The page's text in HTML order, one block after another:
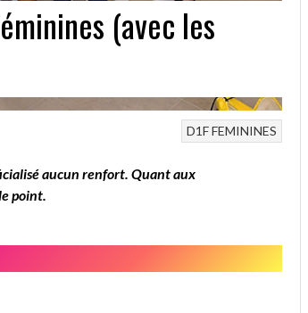
(avec les
D1FFEMININES
aucun renfort. Quant aux
point.